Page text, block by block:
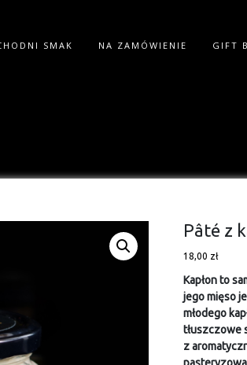
SMAK NA ZAMÓWIENIE GIFT
Pâté z
18,00 zł
Kapłon to
jego mięso
młodego
tłuszczowe
z